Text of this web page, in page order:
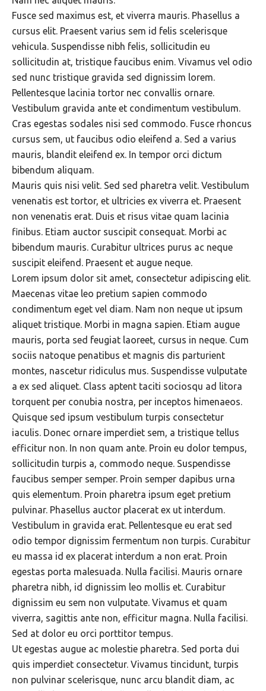
Fusce sed maximus est, et viverra mauris. Phasellus a
cursus elit. Praesent varius sem id felis scelerisque
vehicula. Suspendisse nibh felis, sollicitudin eu
sollicitudin at, tristique faucibus enim. Vivamus vel odio
sed nunc tristique gravida sed dignissim lorem.
Pellentesque lacinia tortor nec convallis ornare.
Vestibulum gravida ante et condimentum vestibulum.
Cras egestas sodales nisi sed commodo. Fusce rhoncus
cursus sem, ut faucibus odio eleifend a. Sed a varius
mauris, blandit eleifend ex. In tempor orci dictum
bibendum aliquam.
Mauris quis nisi velit. Sed sed pharetra velit. Vestibulum
venenatis est tortor, et ultricies ex viverra et. Praesent
non venenatis erat. Duis et risus vitae quam lacinia
finibus. Etiam auctor suscipit consequat. Morbi ac
bibendum mauris. Curabitur ultrices purus ac neque
suscipit eleifend. Praesent et augue neque.
Lorem ipsum dolor sit amet, consectetur adipiscing elit.
Maecenas vitae leo pretium sapien commodo
condimentum eget vel diam. Nam non neque ut ipsum
aliquet tristique. Morbi in magna sapien. Etiam augue
mauris, porta sed feugiat laoreet, cursus in neque. Cum
sociis natoque penatibus et magnis dis parturient
montes, nascetur ridiculus mus. Suspendisse vulputate
a ex sed aliquet. Class aptent taciti sociosqu ad litora
torquent per conubia nostra, per inceptos himenaeos.
Quisque sed ipsum vestibulum turpis consectetur
iaculis. Donec ornare imperdiet sem, a tristique tellus
efficitur non. In non quam ante. Proin eu dolor tempus,
sollicitudin turpis a, commodo neque. Suspendisse
faucibus semper semper. Proin semper dapibus urna
quis elementum. Proin pharetra ipsum eget pretium
pulvinar. Phasellus auctor placerat ex ut interdum.
Vestibulum in gravida erat. Pellentesque eu erat sed
odio tempor dignissim fermentum non turpis. Curabitur
eu massa id ex placerat interdum a non erat. Proin
egestas porta malesuada. Nulla facilisi. Mauris ornare
pharetra nibh, id dignissim leo mollis et. Curabitur
dignissim eu sem non vulputate. Vivamus et quam
viverra, sagittis ante non, efficitur magna. Nulla facilisi.
Sed at dolor eu orci porttitor tempus.
Ut egestas augue ac molestie pharetra. Sed porta dui
quis imperdiet consectetur. Vivamus tincidunt, turpis
non pulvinar scelerisque, nunc arcu blandit diam, ac